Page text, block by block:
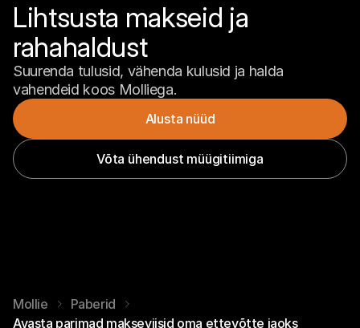
Lihtsusta makseid ja
rahahaldust
Suurenda tulusid, vähenda kulusid ja halda
vahendeid koos Molliega.
Alusta nüüd
Võta ühendust müügitiimiga
Mollie
Paberid
Avasta parimad makseviisid oma ettevõtte jaoks